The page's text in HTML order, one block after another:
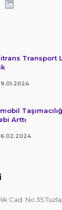
Transport
Arttı
Cad. No:35